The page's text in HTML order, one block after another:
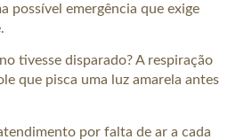
possível emergência que exige
tivesse disparado? A respiração
que pisca uma luz amarela antes
por falta de ar a cada